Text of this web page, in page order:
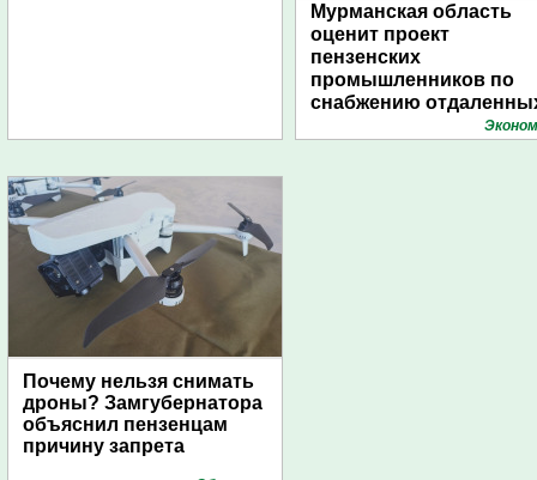
Мурманская область
оценит проект
пензенских
промышленников по
снабжению
поселений с помощью
Почему нельзя снимать
дроны? Замгубернатора
объяснил пензенцам
причину запрета